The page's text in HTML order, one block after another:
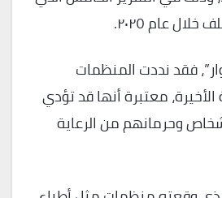
عام ٢٠٢٥.
فقد نددت المنظمات
الأخيرة، معتبرة أنها قد تؤدي
وحرمانهم من الرعاية